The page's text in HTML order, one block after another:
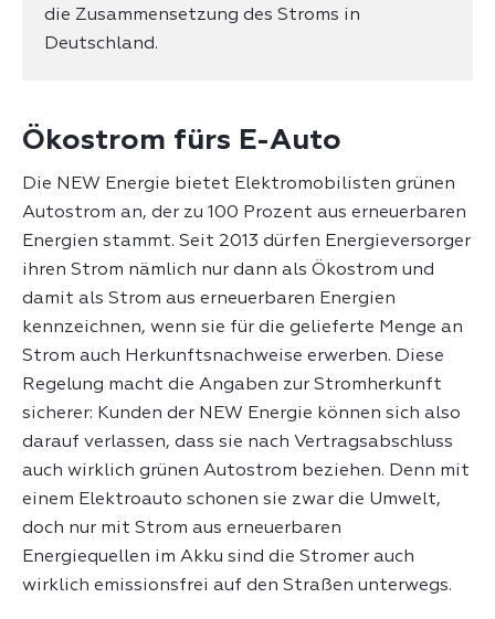
die Zusammensetzung des Stroms in
Deutschland.
Ökostrom fürs E-Auto
Die NEW Energie bietet Elektromobilisten grünen
Autostrom an, der zu 100 Prozent aus erneuerbaren
Energien stammt. Seit 2013 dürfen Energieversorger
ihren Strom nämlich nur dann als Ökostrom und
damit als Strom aus erneuerbaren Energien
kennzeichnen, wenn sie für die gelieferte Menge an
Strom auch Herkunftsnachweise erwerben. Diese
Regelung macht die Angaben zur Stromherkunft
sicherer: Kunden der NEW Energie können sich also
darauf verlassen, dass sie nach Vertragsabschluss
auch wirklich grünen Autostrom beziehen. Denn mit
einem Elektroauto schonen sie zwar die Umwelt,
doch nur mit Strom aus erneuerbaren
Energiequellen im Akku sind die Stromer auch
wirklich emissionsfrei auf den Straßen unterwegs.